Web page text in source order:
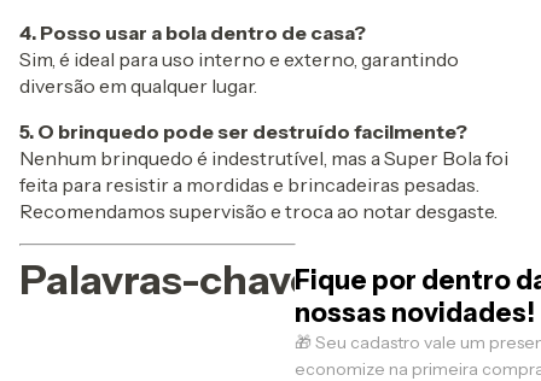
Fique por dentro
nossas novidades!
🎁 Seu cadastro vale um
economize na primeira
4. Posso usar a bola dentro de casa?
Sim, é ideal para uso interno e externo, garantindo
diversão em qualquer lugar.
5. O brinquedo pode ser destruído facilmente?
Nenhum brinquedo é indestrutível, mas a Super Bola foi
feita para resistir a mordidas e brincadeiras pesadas.
Recomendamos supervisão e troca ao notar desgaste.
Palavras-chave SEO